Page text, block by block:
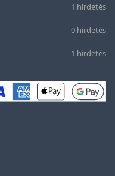
1 hirdetés
0 hirdetés
1 hirdetés